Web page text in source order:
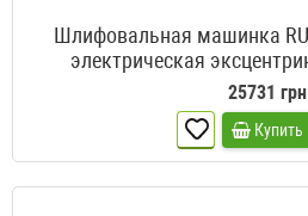
Шлифовальная машинка
электрическая
25731 грн
Купить